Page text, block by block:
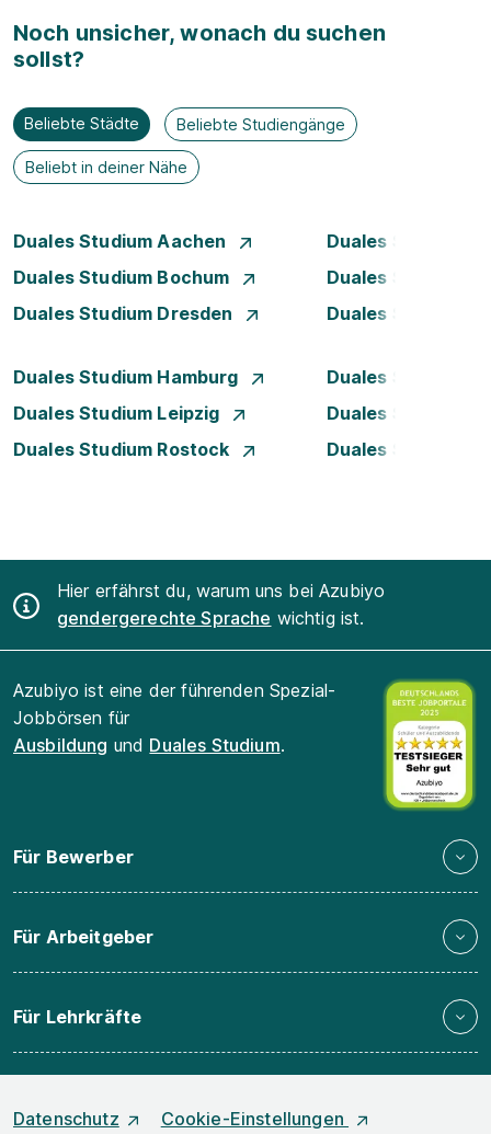
Noch unsicher, wonach du suchen
sollst?
Beliebte Städte Beliebte Studiengänge
Beliebt in deiner Nähe
Duales Studium Aachen
Duales Studium
Duales Studium Bochum
Duales Studium
Duales Studium Dresden
Duales Studium
Duales Studium Hamburg
Duales Studium
Duales Studium Leipzig
Duales Studium
Duales Studium Rostock
Duales Studium
Hier erfährst du, warum uns bei Azubiyo
gendergerechte Sprache wichtig ist.
Azubiyo ist eine der führenden Spezial-
Jobbörsen für
Ausbildung und Duales Studium.
Für Bewerber
Für Arbeitgeber
Für Lehrkräfte
Datenschutz Cookie-Einstellungen